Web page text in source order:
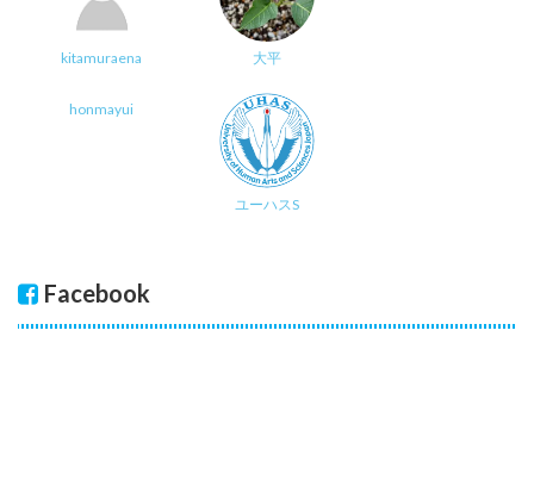
kitamuraena 大平
honmayui
ユーハスS
Facebook